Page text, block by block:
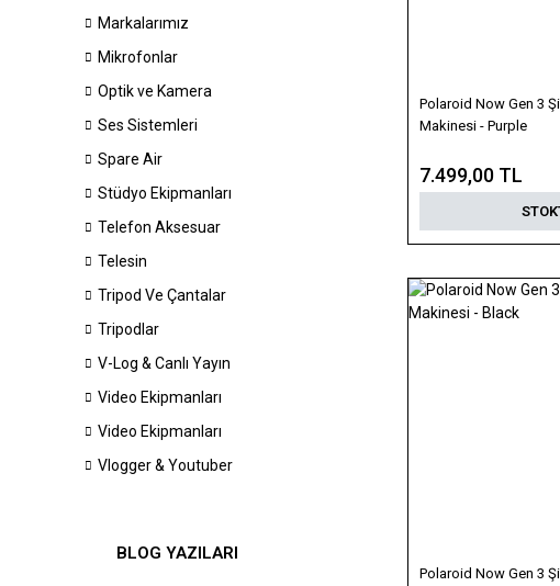
Markalarımız
Mikrofonlar
Optik ve Kamera
Ses Sistemleri
Spare Air
Stüdyo Ekipmanları
Telefon Aksesuar
Telesin
Tripod Ve Çantalar
Tripodlar
V-Log & Canlı Yayın
Video Ekipmanları
Video Ekipmanları
Vlogger & Youtuber
BLOG YAZILARI
Polaroid Now Gen 3
Makinesi - Purple
7.499,00 TL
Polaroid Now Gen 3